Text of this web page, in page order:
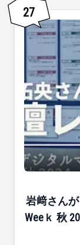
27
岩﨑さんが
岩﨑さん
Weeｋ 秋